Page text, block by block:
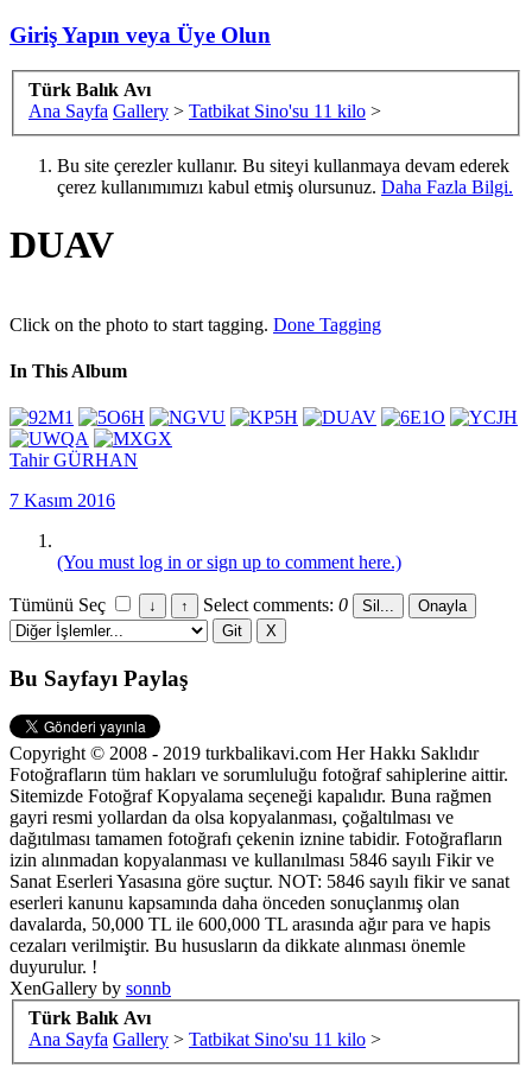
Giriş Yapın veya Üye Olun
Türk Balık Avı
Ana Sayfa Gallery > Tatbikat Sino'su 11 kilo >
Bu site çerezler kullanır. Bu siteyi kullanmaya devam ederek
çerez kullanımımızı kabul etmiş olursunuz. Daha Fazla Bilgi.
DUAV
Click on the photo to start tagging. Done Tagging
In This Album
Tahir GÜRHAN
7 Kasım 2016
(You must log in or sign up to comment here.)
Tümünü Seç Select comments: 0
Bu Sayfayı Paylaş
Copyright © 2008 - 2019 turkbalikavi.com Her Hakkı Saklıdır
Fotoğrafların tüm hakları ve sorumluluğu fotoğraf sahiplerine aittir.
Sitemizde Fotoğraf Kopyalama seçeneği kapalıdır. Buna rağmen
gayri resmi yollardan da olsa kopyalanması, çoğaltılması ve
dağıtılması tamamen fotoğrafı çekenin iznine tabidir. Fotoğrafların
izin alınmadan kopyalanması ve kullanılması 5846 sayılı Fikir ve
Sanat Eserleri Yasasına göre suçtur. NOT: 5846 sayılı fikir ve sanat
eserleri kanunu kapsamında daha önceden sonuçlanmış olan
davalarda, 50,000 TL ile 600,000 TL arasında ağır para ve hapis
cezaları verilmiştir. Bu hususların da dikkate alınması önemle
duyurulur. !
XenGallery by sonnb
Türk Balık Avı
Ana Sayfa Gallery > Tatbikat Sino'su 11 kilo >